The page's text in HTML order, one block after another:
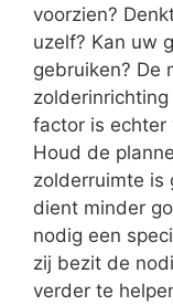
voorzien?
uzelf? Kan uw
gebruiken? De
factor is echter
Houd de
zolderruimte is
dient minder
nodig een
zij bezit de
verder te